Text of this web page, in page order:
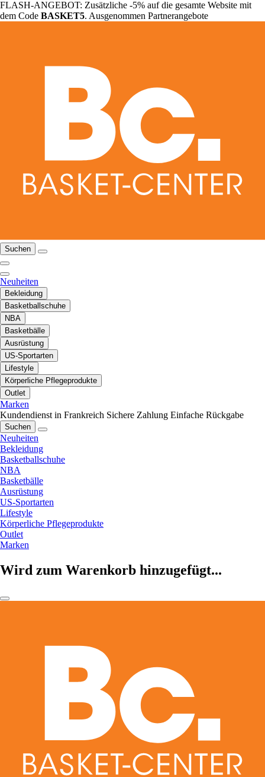
FLASH-ANGEBOT: Zusätzliche -5% auf die gesamte Website mit
dem Code BASKET5. Ausgenommen Partnerangebote
Suchen
Neuheiten
Bekleidung
Basketballschuhe
NBA
Basketbälle
Ausrüstung
US-Sportarten
Lifestyle
Körperliche Pflegeprodukte
Outlet
Marken
Kundendienst in Frankreich Sichere Zahlung Einfache Rückgabe
Suchen
Neuheiten
Bekleidung
Basketballschuhe
NBA
Basketbälle
Ausrüstung
US-Sportarten
Lifestyle
Körperliche Pflegeprodukte
Outlet
Marken
Wird zum Warenkorb hinzugefügt...